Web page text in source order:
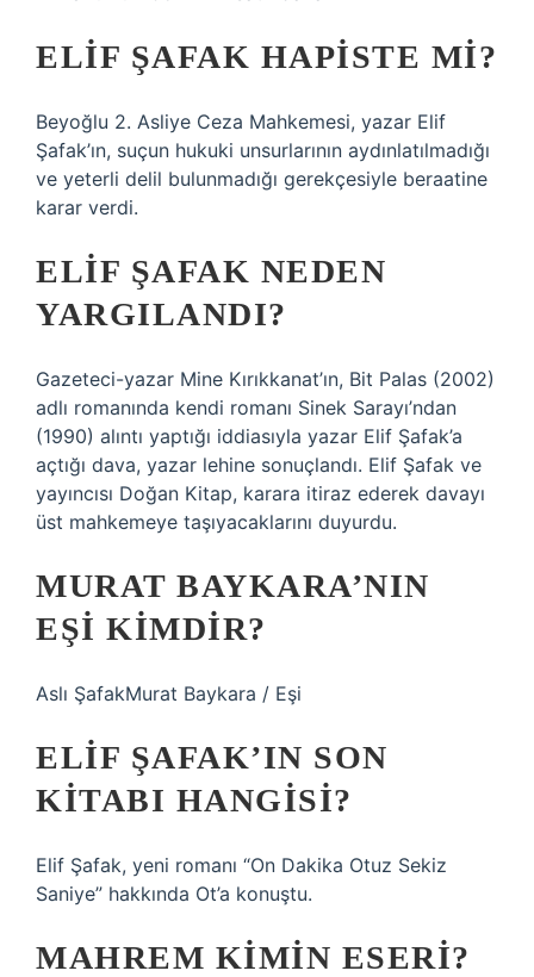
ELIF ŞAFAK HAPISTE MI?
Beyoğlu 2. Asliye Ceza Mahkemesi, yazar Elif
Şafak’ın, suçun hukuki unsurlarının aydınlatılmadığı
ve yeterli delil bulunmadığı gerekçesiyle beraatine
karar verdi.
ELIF ŞAFAK NEDEN
YARGILANDI?
Gazeteci-yazar Mine Kırıkkanat’ın, Bit Palas (2002)
adlı romanında kendi romanı Sinek Sarayı’ndan
(1990) alıntı yaptığı iddiasıyla yazar Elif Şafak’a
açtığı dava, yazar lehine sonuçlandı. Elif Şafak ve
yayıncısı Doğan Kitap, karara itiraz ederek davayı
üst mahkemeye taşıyacaklarını duyurdu.
MURAT BAYKARA’NIN
EŞI KIMDIR?
Aslı ŞafakMurat Baykara / Eşi
ELIF ŞAFAK’IN SON
KITABI HANGISI?
Elif Şafak, yeni romanı “On Dakika Otuz Sekiz
Saniye” hakkında Ot’a konuştu.
MAHREM KIMIN ESERI?